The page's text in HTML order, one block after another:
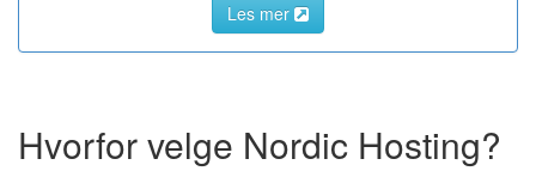
Les mer
Hvorfor velge Nordic Hosting?